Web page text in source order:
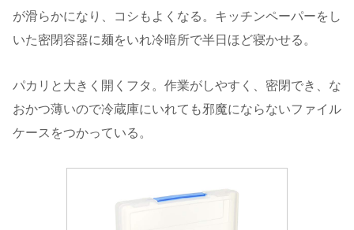
が滑らかになり、コシもよくなる。キッチンペーパーをし
いた密閉容器に麺をいれ冷暗所で半日ほど寝かせる。
パカリと大きく開くフタ。作業がしやすく、密閉でき、な
おかつ薄いので冷蔵庫にいれても邪魔にならないファイル
ケースをつかっている。